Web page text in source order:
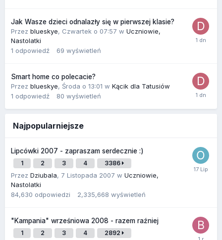
Jak Wasze dzieci odnalazły się w pierwszej klasie?
Przez blueskye, Czwartek o 07:57 w Uczniowie,
Nastolatki
1 odpowiedź 69 wyświetleń
Smart home co polecacie?
Przez blueskye, Środa o 13:01 w Kącik dla Tatusiów
1 odpowiedź 80 wyświetleń
Najpopularniejsze
Lipcówki 2007 - zapraszam serdecznie :)
1 2 3 4 3386
Przez Dziubala, 7 Listopada 2007 w Uczniowie,
Nastolatki
84,630 odpowiedzi 2,335,668 wyświetleń
"Kampania" wrześniowa 2008 - razem raźniej
1 2 3 4 2892